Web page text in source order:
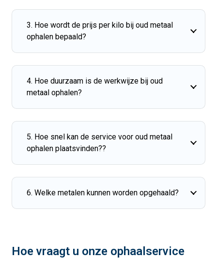
3. Hoe wordt de prijs per kilo bij oud metaal
ophalen bepaald?
4. Hoe duurzaam is de werkwijze bij oud
metaal ophalen?
5. Hoe snel kan de service voor oud metaal
ophalen plaatsvinden??
6. Welke metalen kunnen worden opgehaald?
Hoe vraagt u onze ophaalservice